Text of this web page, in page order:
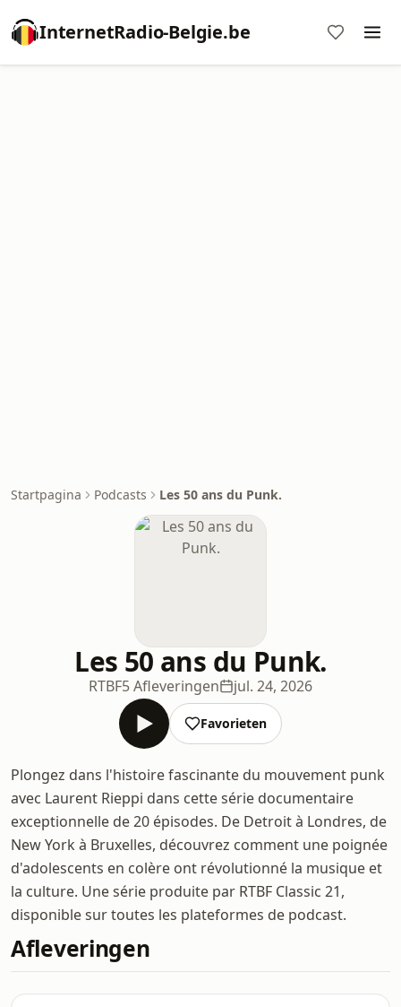
InternetRadio-Belgie.be
Startpagina Podcasts Les 50 ans du Punk.
Les 50 ans du Punk.
RTBF5 Afleveringen jul. 24, 2026
Favorieten
Plongez dans l'histoire fascinante du mouvement punk
avec Laurent Rieppi dans cette série documentaire
exceptionnelle de 20 épisodes. De Detroit à Londres, de
New York à Bruxelles, découvrez comment une poignée
d'adolescents en colère ont révolutionné la musique et
la culture. Une série produite par RTBF Classic 21,
disponible sur toutes les plateformes de podcast.
Afleveringen